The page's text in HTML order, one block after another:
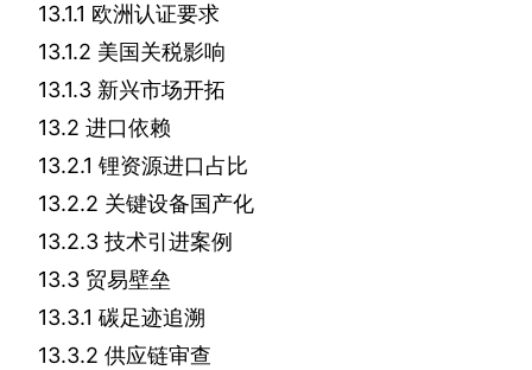
13.1.1 欧洲认证要求
13.1.2 美国关税影响
13.1.3 新兴市场开拓
13.2 进口依赖
13.2.1 锂资源进口占比
13.2.2 关键设备国产化
13.2.3 技术引进案例
13.3 贸易壁垒
13.3.1 碳足迹追溯
13.3.2 供应链审查